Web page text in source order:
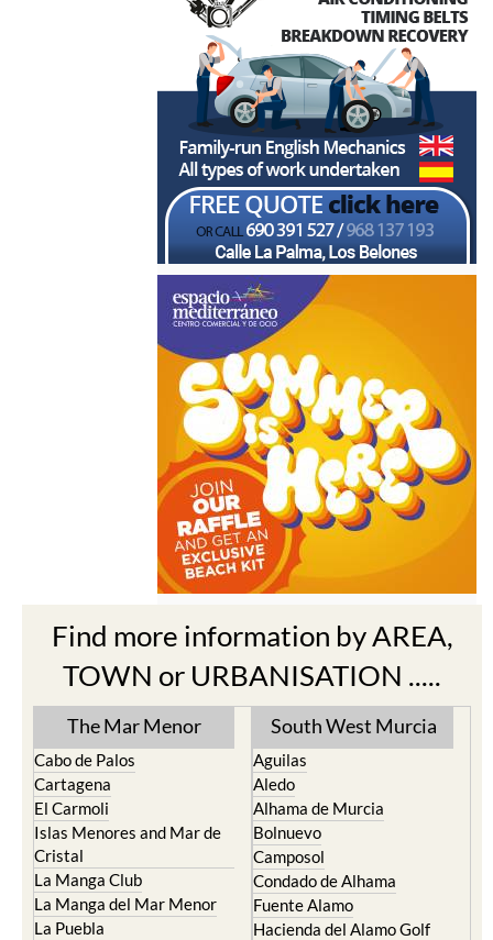
Find more information by AREA,
TOWN or URBANISATION .....
The Mar Menor
Cabo de Palos
Cartagena
El Carmoli
Islas Menores and Mar de
Cristal
La Manga Club
La Manga del Mar Menor
La Puebla
South West Murcia
Aguilas
Aledo
Alhama de Murcia
Bolnuevo
Camposol
Condado de Alhama
Fuente Alamo
Hacienda del Alamo Golf